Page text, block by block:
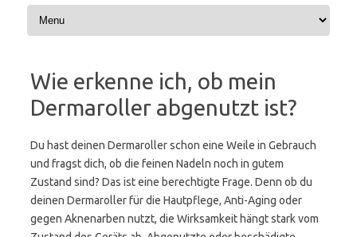
Wie erkenne ich, ob mein
Dermaroller abgenutzt ist?
Du hast deinen Dermaroller schon eine Weile in Gebrauch
und fragst dich, ob die feinen Nadeln noch in gutem
Zustand sind? Das ist eine berechtigte Frage. Denn ob du
deinen Dermaroller für die Hautpflege, Anti-Aging oder
gegen Aknenarben nutzt, die Wirksamkeit hängt stark vom